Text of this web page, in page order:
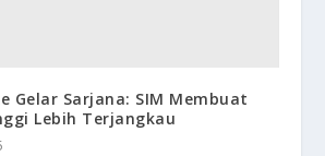
Gelar Sarjana: SIM Membuat
Lebih Terjangkau